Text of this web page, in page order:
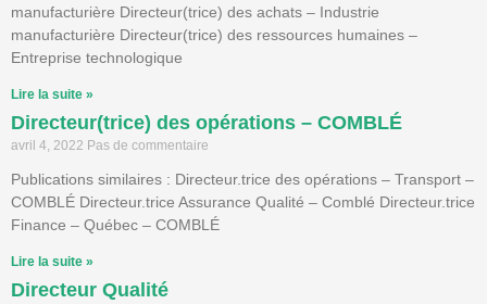
manufacturière Directeur(trice) des achats – Industrie
manufacturière Directeur(trice) des ressources humaines –
Entreprise technologique
Lire la suite »
Directeur(trice) des opérations – COMBLÉ
avril 4, 2022 Pas de commentaire
Publications similaires : Directeur.trice des opérations – Transport –
COMBLÉ Directeur.trice Assurance Qualité – Comblé Directeur.trice
Finance – Québec – COMBLÉ
Lire la suite »
Directeur Qualité